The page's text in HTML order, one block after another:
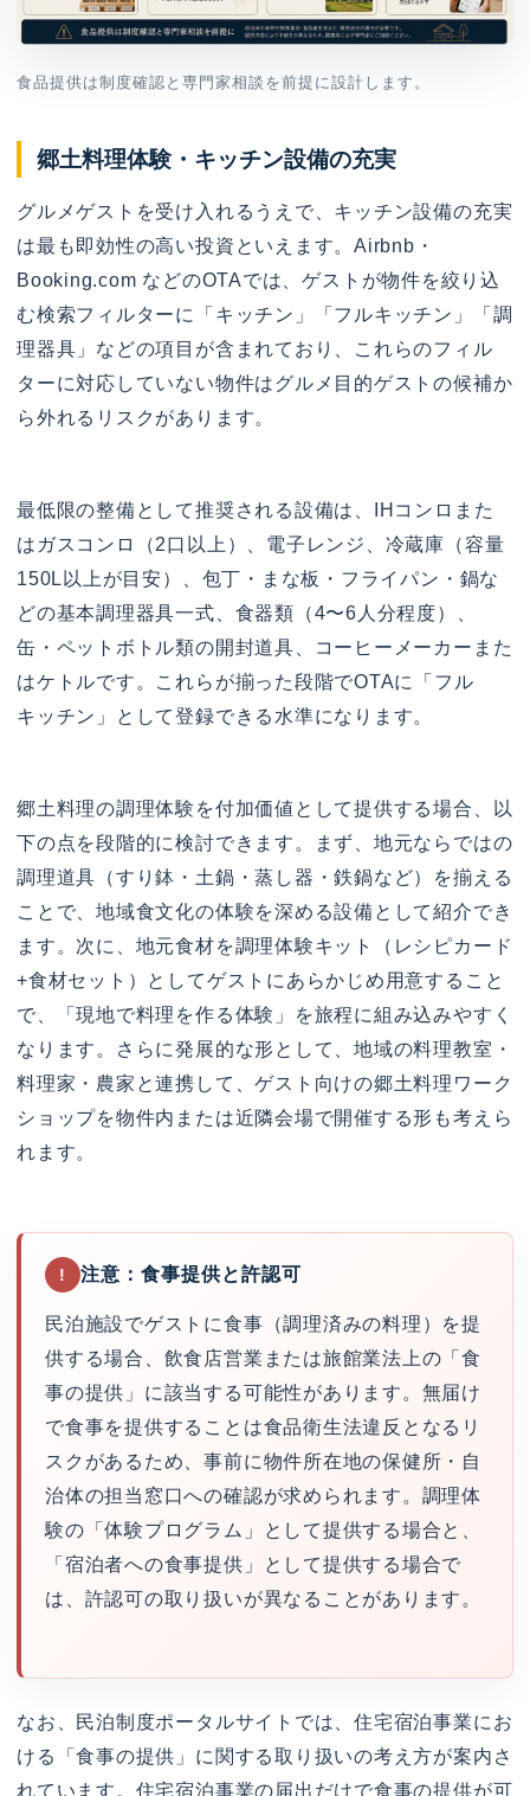
食品提供は制度確認と専門家相談を前提に設計します。
郷土料理体験・キッチン設備の充実
グルメゲストを受け入れるうえで、キッチン設備の充実
は最も即効性の高い投資といえます。Airbnb・
Booking.com などのOTAでは、ゲストが物件を絞り込
む検索フィルターに「キッチン」「フルキッチン」「調
理器具」などの項目が含まれており、これらのフィル
ターに対応していない物件はグルメ目的ゲストの候補か
ら外れるリスクがあります。
最低限の整備として推奨される設備は、IHコンロまた
はガスコンロ（2口以上）、電子レンジ、冷蔵庫（容量
150L以上が目安）、包丁・まな板・フライパン・鍋な
どの基本調理器具一式、食器類（4〜6人分程度）、
缶・ペットボトル類の開封道具、コーヒーメーカーまた
はケトルです。これらが揃った段階でOTAに「フル
キッチン」として登録できる水準になります。
郷土料理の調理体験を付加価値として提供する場合、以
下の点を段階的に検討できます。まず、地元ならではの
調理道具（すり鉢・土鍋・蒸し器・鉄鍋など）を揃える
ことで、地域食文化の体験を深める設備として紹介でき
ます。次に、地元食材を調理体験キット（レシピカード
+食材セット）としてゲストにあらかじめ用意すること
で、「現地で料理を作る体験」を旅程に組み込みやすく
なります。さらに発展的な形として、地域の料理教室・
料理家・農家と連携して、ゲスト向けの郷土料理ワーク
ショップを物件内または近隣会場で開催する形も考えら
れます。
! 注意：食事提供と許認可
民泊施設でゲストに食事（調理済みの料理）を提
供する場合、飲食店営業または旅館業法上の「食
事の提供」に該当する可能性があります。無届け
で食事を提供することは食品衛生法違反となるリ
スクがあるため、事前に物件所在地の保健所・自
治体の担当窓口への確認が求められます。調理体
験の「体験プログラム」として提供する場合と、
「宿泊者への食事提供」として提供する場合で
は、許認可の取り扱いが異なることがあります。
なお、民泊制度ポータルサイトでは、住宅宿泊事業にお
ける「食事の提供」に関する取り扱いの考え方が案内さ
れています。住宅宿泊事業の届出だけで食事の提供が可